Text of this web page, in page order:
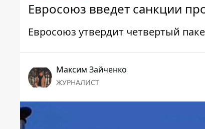
Евросоюз введет санкции
Евросоюз утвердит четвертый
Максим Зайченко
ЖУРНАЛИСТ